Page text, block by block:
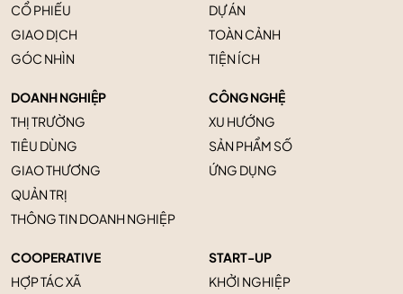
CỔ PHIẾU
GIAO DỊCH
GÓC NHÌN
DỰ ÁN
TOÀN CẢNH
TIỆN ÍCH
DOANH NGHIỆP
THỊ TRƯỜNG
TIÊU DÙNG
GIAO THƯƠNG
QUẢN TRỊ
THÔNG TIN DOANH NGHIỆP
CÔNG NGHỆ
XU HƯỚNG
SẢN PHẨM SỐ
ỨNG DỤNG
COOPERATIVE
HỢP TÁC XÃ
START-UP
KHỞI NGHIỆP